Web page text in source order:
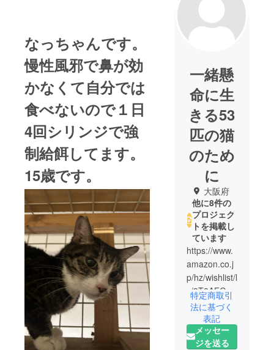
なっちゃんです。
慢性風邪で鼻が効
かなくて自分では
食べないので１日
4回シリンジで強
制給餌してます。
15歳です。
一緒懸
命に生
きる53
匹の猫
のため
に
大阪府
他に8件の
プロジェク
トを掲載し
ています
https://www.
amazon.co.j
p/hz/wishlist/l
s/3T8AFGBT
RYP29?
ref_=wl_fv_l
e
特定商取引
法に基づく
表記
メッセー
ジを送る